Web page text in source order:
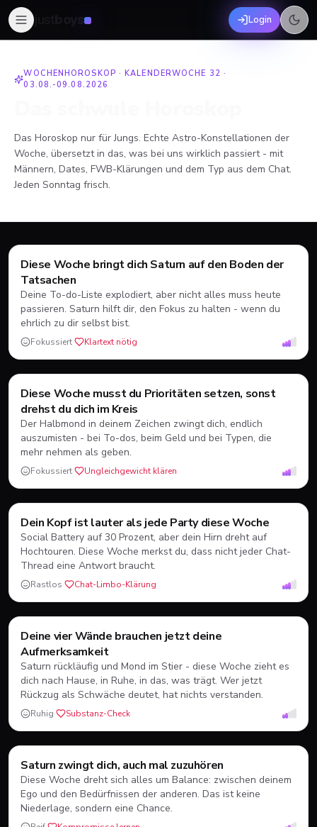
boys Login
WOCHENHOROSKOP ·KALENDERWOCHE 32 ·
03.08.-09.08.2026
Das Horoskop nur für Jungs. Echte Astro-Konstellationen der
Woche, übersetzt in das, was bei uns wirklich passiert - mit
Männern, Dates, FWB-Klärungen und dem Typ aus dem Chat.
Jeden Sonntag frisch.
Feuer 21.03.-20.04.
♈
Widder
Diese Woche bringt dich Saturn auf den Boden der
Tatsachen
Deine To-do-Liste explodiert, aber nicht alles muss heute
passieren. Saturn hilft dir, den Fokus zu halten - wenn du
ehrlich zu dir selbst bist.
Fokussiert· Klartext nötig
Erde 21.04.-20.05.
♉
Stier
Diese Woche musst du Prioritäten setzen, sonst
drehst du dich im Kreis
Der Halbmond in deinem Zeichen zwingt dich, endlich
auszumisten - bei To-dos, beim Geld und bei Typen, die
mehr nehmen als geben.
Fokussiert· Ungleichgewicht klären
Luft 21.05.-21.06.
♊
Zwillinge
Dein Kopf ist lauter als jede Party diese Woche
Social Battery auf 30 Prozent, aber dein Hirn dreht auf
Hochtouren. Diese Woche merkst du, dass nicht jeder Chat-
Thread eine Antwort braucht.
Rastlos· Chat-Limbo-Klärung
Wasser
♋
Krebs
Deine vier Wände brauchen jetzt deine
Aufmerksamkeit
Saturn rückläufig und Mond im Stier - diese Woche zieht es
dich nach Hause, in Ruhe, in das, was trägt. Wer jetzt
Rückzug als Schwäche deutet, hat nichts verstanden.
Ruhig· Substanz-Check
Feuer
♌
Löwe
Saturn zwingt dich, auch mal zuzuhören
Diese Woche dreht sich alles um Balance: zwischen deinem
Ego und den Bedürfnissen der anderen. Das ist keine
Niederlage, sondern eine Chance.